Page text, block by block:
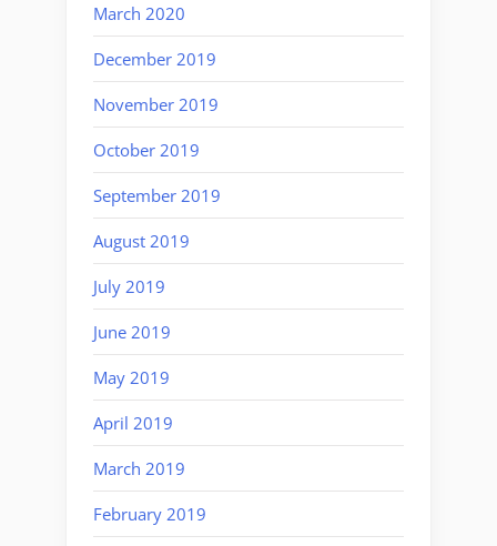
March 2020
December 2019
November 2019
October 2019
September 2019
August 2019
July 2019
June 2019
May 2019
April 2019
March 2019
February 2019